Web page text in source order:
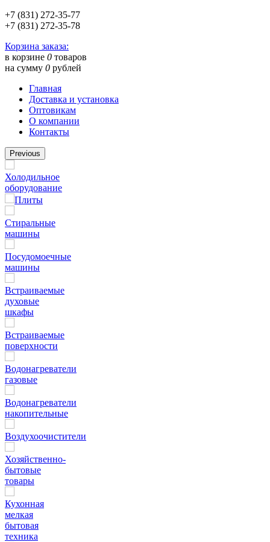
+7 (831) 272-35-77
+7 (831) 272-35-78
Корзина заказа:
в корзине 0 товаров
на сумму 0 рублей
Главная
Доставка и установка
Оптовикам
О компании
Контакты
Previous
Холодильное
оборудование
Плиты
Стиральные
машины
Посудомоечные
машины
Встраиваемые
духовые
шкафы
Встраиваемые
поверхности
Водонагреватели
газовые
Водонагреватели
накопительные
Воздухоочистители
Хозяйственно-
бытовые
товары
Кухонная
мелкая
бытовая
техника